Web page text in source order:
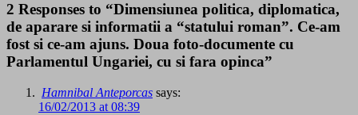
2 Responses to “Dimensiunea politica, diplomatica,
de aparare si informatii a “statului roman”. Ce-am
fost si ce-am ajuns. Doua foto-documente cu
Parlamentul Ungariei, cu si fara opinca”
Hamnibal Anteporcas says:
16/02/2013 at 08:39